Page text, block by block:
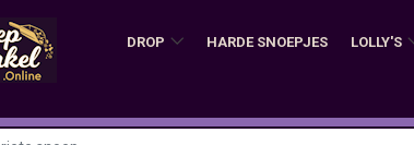
DROP HARDE SNOEPJES LOLLY'S